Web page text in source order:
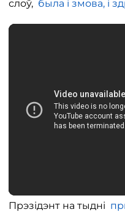
слоў, была і змова, і
Прэзідэнт на тыдні